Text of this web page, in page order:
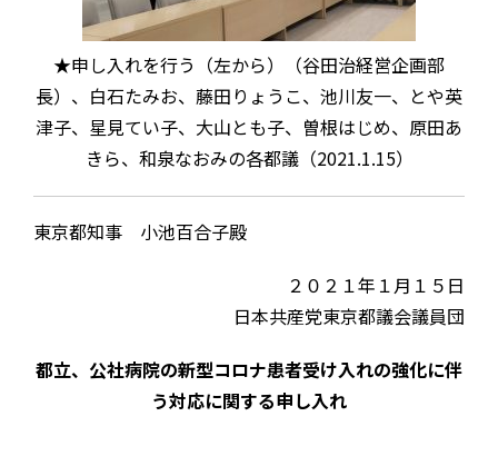
★申し入れを行う（左から）（谷田治経営企画部
長）、白石たみお、藤田りょうこ、池川友一、とや英
津子、星見てい子、大山とも子、曽根はじめ、原田あ
きら、和泉なおみの各都議（2021.1.15）
東京都知事 小池百合子殿
２０２１年１月１５日
日本共産党東京都議会議員団
都立、公社病院の新型コロナ患者受け入れの強化に伴
う対応に関する申し入れ